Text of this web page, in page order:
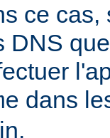
ce cas,
DNS
dans